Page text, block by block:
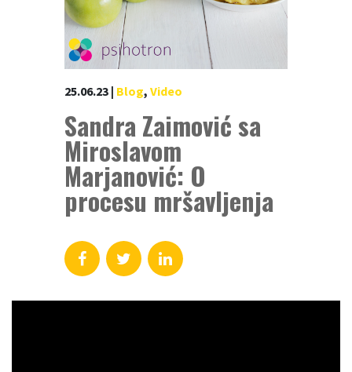
25.06.23 | Blog,Video
Sandra Zaimović sa
Miroslavom
Marjanović: O
procesu mršavljenja